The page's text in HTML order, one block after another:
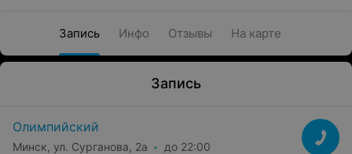
Запись Инфо Отзывы На карте
Запись
Олимпийский
Минск, ул. Сурганова, 2а до 22:00